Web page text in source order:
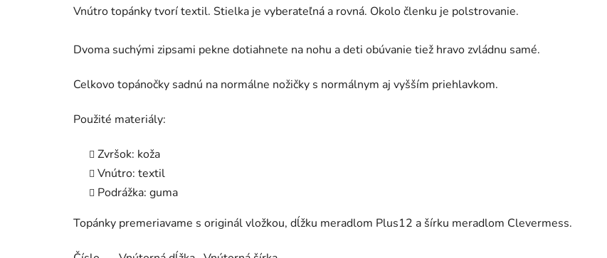
Vnútro topánky tvorí textil. Stielka je vyberateľná a rovná. Okolo členku je polstrovanie.
Dvoma suchými zipsami pekne dotiahnete na nohu a deti obúvanie tiež hravo zvládnu samé.
Celkovo topánočky sadnú na normálne nožičky s normálnym aj vyšším priehlavkom.
Použité materiály:
Zvršok: koža
Vnútro: textil
Podrážka: guma
Topánky premeriavame s originál vložkou, dĺžku meradlom Plus12 a šírku meradlom Clevermess.